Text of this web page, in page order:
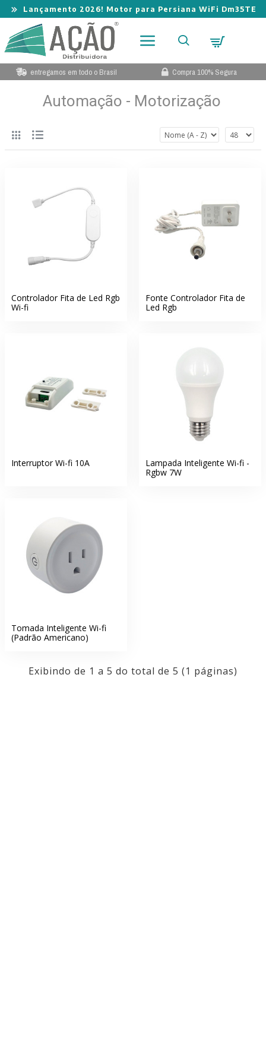
Lançamento 2026! Motor para Persiana WiFi Dm35TE
entregamos em todo o Brasil Compra 100% Segura
Automação - Motorização
Controlador Fita de Led Rgb
Wi-fi
Fonte Controlador Fita de
Led Rgb
Interruptor Wi-fi 10A
Lampada Inteligente Wi-fi -
Rgbw 7W
Tomada Inteligente Wi-fi
(Padrão Americano)
Exibindo de 1 a 5 do total de 5 (1 páginas)